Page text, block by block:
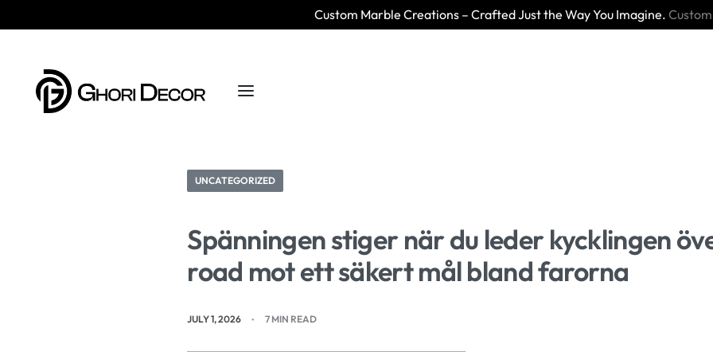
Custom Marble Creations – Crafted Just the Way You Imagine.
UNCATEGORIZED
Spänningen stiger när du leder kycklingen
road mot ett säkert mål bland farorna
JULY 1, 2026 7 MIN READ